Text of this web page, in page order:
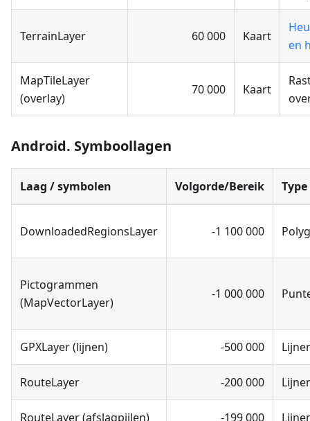
TerrainLayer 60 000 Kaart
en
MapTileLayer
(overlay)
70 000 Kaart
Android. Symboollagen
Laag / symbolen Volgorde/Bereik Type
DownloadedRegionsLayer -1 100 000
Pictogrammen
(MapVectorLayer)
-1 000 000
GPXLayer (lijnen) -500 000
RouteLayer -200 000
RouteLayer (afslagpijlen) -199 000